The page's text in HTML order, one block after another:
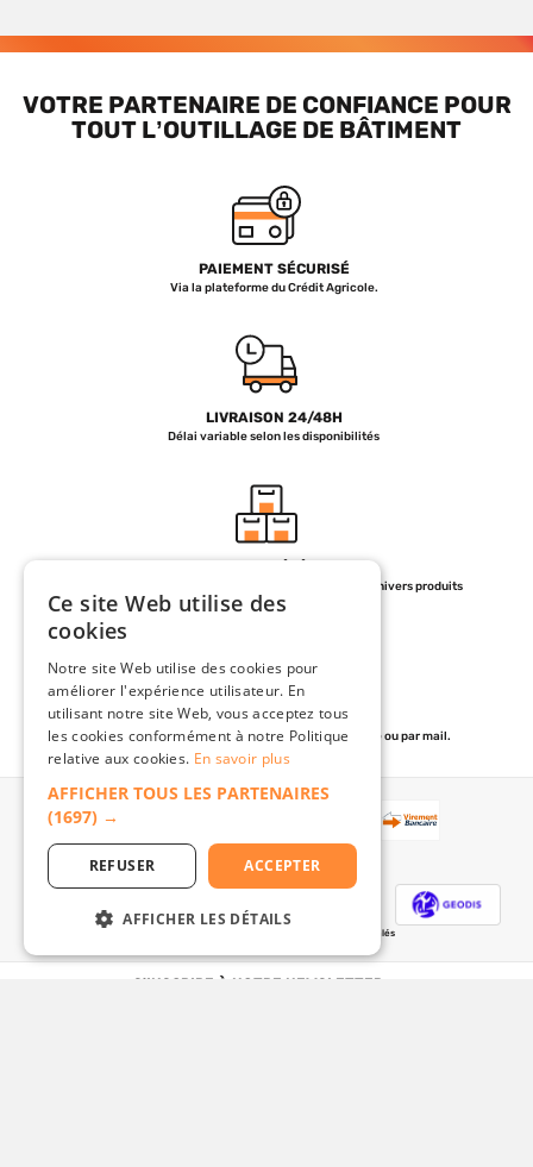
VOTRE PARTENAIRE DE CONFIANCE POUR
TOUT L’OUTILLAGE DE BÂTIMENT
PAIEMENT SÉCURISÉ
Via la plateforme du Crédit Agricole.
LIVRAISON 24/48H
Délai variable selon les disponibilités
Un stock répartir sur plus de 130 Fournisseurs et 7 univers produits
SERVICE CLIENT
de 07h30 à 12h et de 13h30 à 18h30 par téléphone ou par mail.
PAIEMENT
Livraison à domicile ou sur place pour articles signalés
S'INSCRIRE À NOTRE NEWSLETTER
Ce site Web utilise des
cookies
Notre site Web utilise des cookies pour
améliorer l'expérience utilisateur. En
utilisant notre site Web, vous acceptez tous
les cookies conformément à notre Politique
relative aux cookies. En savoir plus
AFFICHER TOUS LES PARTENAIRES
(1697) →
ACCEPTER
REFUSER
AFFICHER LES DÉTAILS